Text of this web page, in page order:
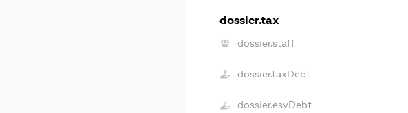
dossier.tax
dossier.staff
dossier.taxDebt
dossier.esvDebt